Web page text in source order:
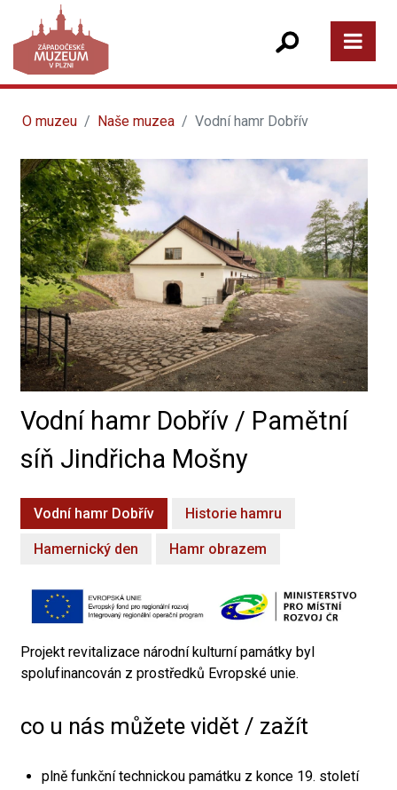
O muzeu Naše muzea Vodní hamr Dobřív
Vodní hamr Dobřív / Pamětní
síň Jindřicha Mošny
Vodní hamr Dobřív Historie hamru
Hamernický den Hamr obrazem
Projekt revitalizace národní kulturní památky byl
spolufinancován z prostředků Evropské unie.
co u nás můžete vidět / zažít
plně funkční technickou památku z konce 19. století